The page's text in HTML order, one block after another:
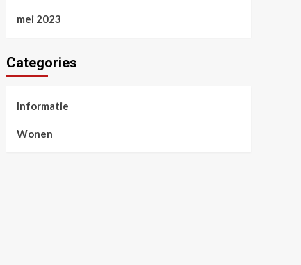
mei 2023
Categories
Informatie
Wonen